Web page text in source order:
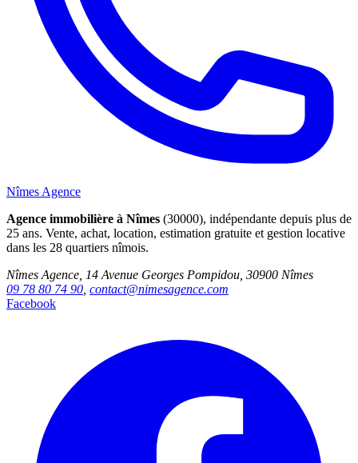
Nîmes Agence
Agence immobilière à Nîmes (30000), indépendante depuis plus de
25 ans. Vente, achat, location, estimation gratuite et gestion locative
dans les 28 quartiers nîmois.
Nîmes Agence, 14 Avenue Georges Pompidou, 30900 Nîmes
09 78 80 74 90 contact@nimesagence.com
Facebook